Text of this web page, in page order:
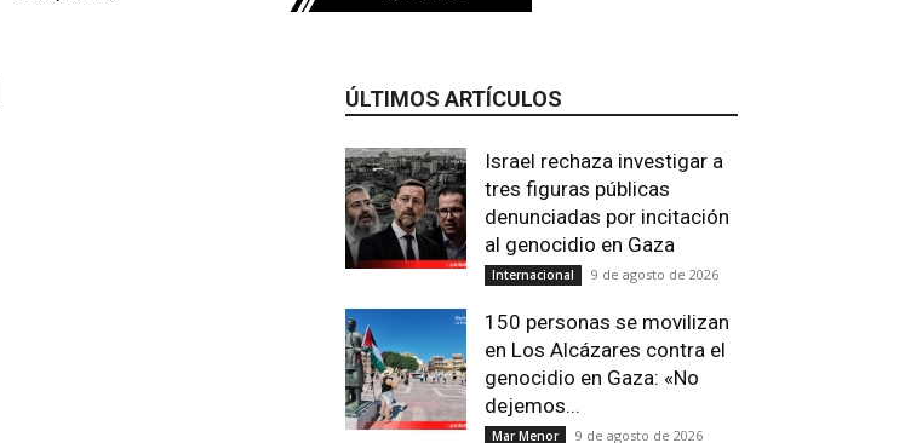
ÚLTIMOS ARTÍCULOS
Israel rechaza investigar a
tres figuras públicas
denunciadas por incitación
al genocidio en Gaza
Internacional 9 de agosto de 2026
150 personas se movilizan
en Los Alcázares contra el
genocidio en Gaza: «No
dejemos...
Mar Menor 9 de agosto de 2026